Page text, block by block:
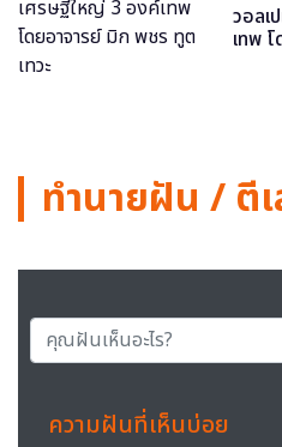
วอลเ
เทพ
ทำนายฝัน / ตี
ความฝันที่เห็นบ่อย